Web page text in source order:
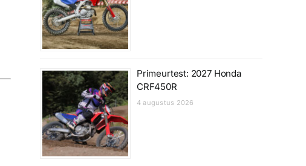
Primeurtest: 2027 Honda
CRF450R
4 augustus 2026